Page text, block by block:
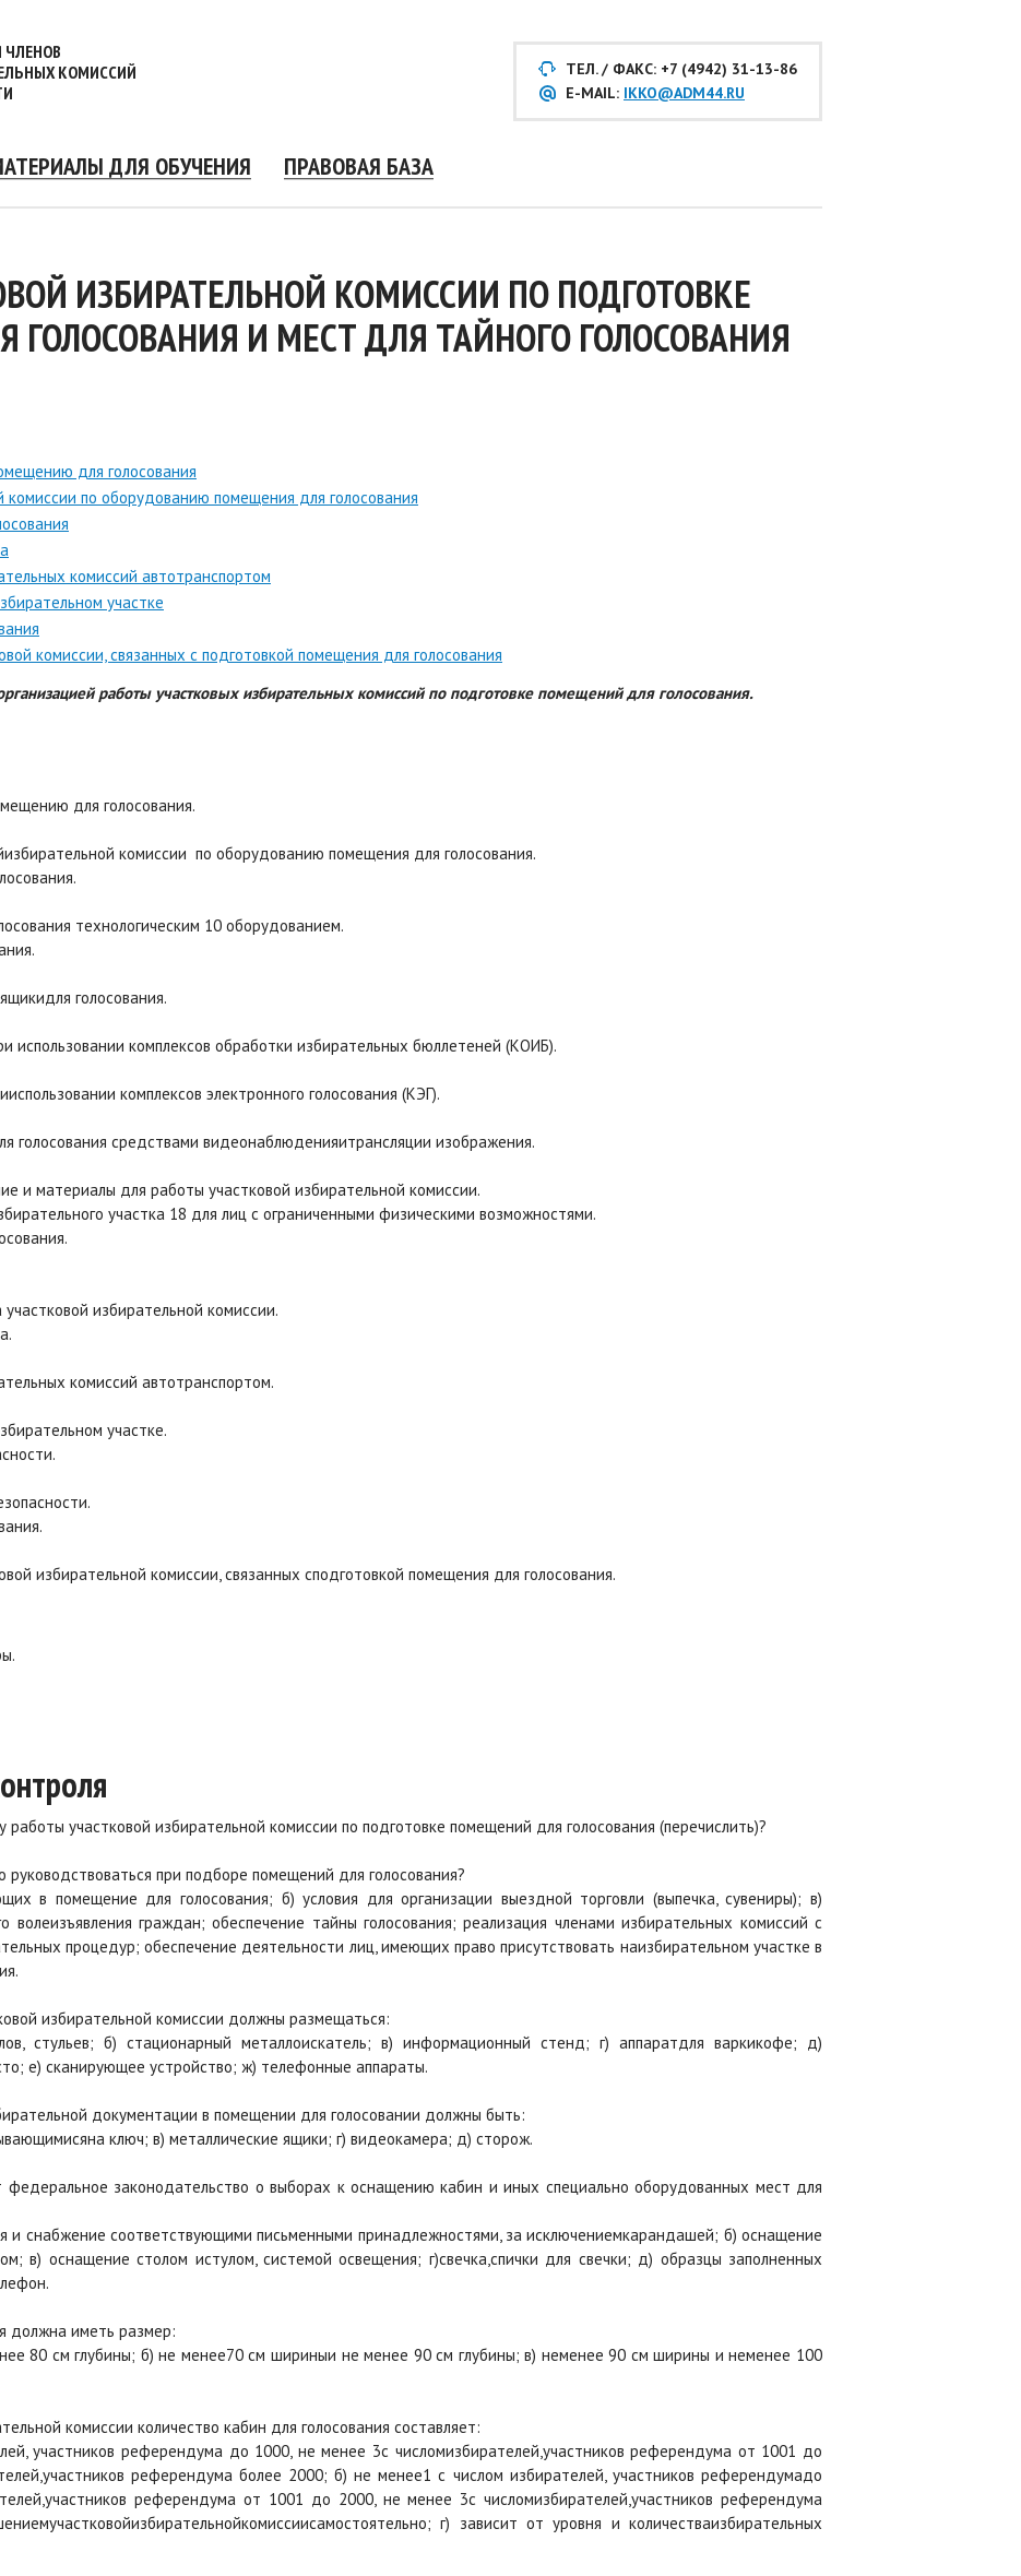
ЧЛЕНОВ
КОМИССИЙ
ТЕЛ. / ФАКС: +7 (4942) 31-13-86
E-MAIL: IKKO@ADM44.RU
ДЛЯ ОБУЧЕНИЯ ПРАВОВАЯ БАЗА
ИЗБИРАТЕЛЬНОЙ КОМИССИИ ПО ПОДГОТОВКЕ
И МЕСТ ДЛЯ ТАЙНОГО ГОЛОСОВАНИЯ
для голосования
комиссии по оборудованию помещения для голосования
комиссий автотранспортом
участке
комиссии, связанных с подготовкой помещения для голосования
работы участковых избирательных комиссий по подготовке помещений для голосования.
для голосования.
комиссии по оборудованию помещения для голосования.
технологическим 10 оборудованием.
голосования.
использовании комплексов обработки избирательных бюллетеней (КОИБ).
комплексов электронного голосования (КЭГ).
голосования средствами видеонаблюденияитрансляции изображения.
и материалы для работы участковой избирательной комиссии.
участка 18 для лиц с ограниченными физическими возможностями.
избирательной комиссии.
комиссий автотранспортом.
участке.
избирательной комиссии, связанных сподготовкой помещения для голосования.
работы участковой избирательной комиссии по подготовке помещений для голосования (перечислить)?
при подборе помещений для голосования?
в помещение для голосования; б) условия для организации выездной торговли (выпечка, сувениры); в)
волеизъявления граждан; обеспечение тайны голосования; реализация членами избирательных комиссий с
процедур; обеспечение деятельности лиц, имеющих право присутствовать наизбирательном участке в
избирательной комиссии должны размещаться:
стульев; б) стационарный металлоискатель; в) информационный стенд; г) аппаратдля варкикофе; д)
е) сканирующее устройство; ж) телефонные аппараты.
документации в помещении для голосовании должны быть:
ключ; в) металлические ящики; г) видеокамера; д) сторож.
федеральное законодательство о выборах к оснащению кабин и иных специально оборудованных мест для
и снабжение соответствующими письменными принадлежностями, за исключениемкарандашей; б) оснащение
в) оснащение столом истулом, системой освещения; г)свечка,спички для свечки; д) образцы заполненных
должна иметь размер:
80 см глубины; б) не менее70 см шириныи не менее 90 см глубины; в) неменее 90 см ширины и неменее 100
комиссии количество кабин для голосования составляет:
участников референдума до 1000, не менее 3с числомизбирателей,участников референдума от 1001 до
референдума более 2000; б) не менее1 с числом избирателей, участников референдумадо
референдума от 1001 до 2000, не менее 3с числомизбирателей,участников референдума
г) зависит от уровня и количестваизбирательных